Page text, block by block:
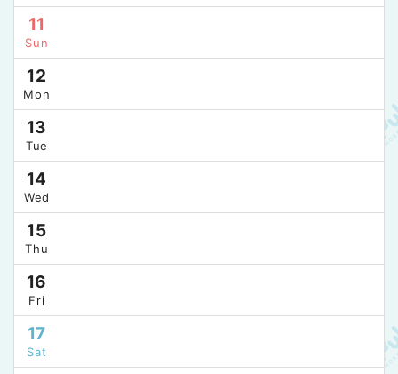
11
Sun
12
Mon
13
Tue
14
Wed
15
Thu
16
Fri
17
Sat